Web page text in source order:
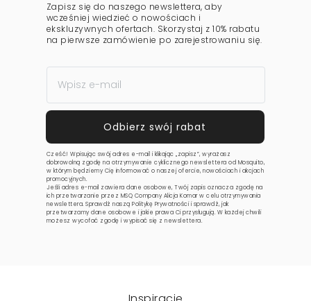
Zapisz się do naszego newslettera, aby
wcześniej wiedzieć o nowościach i
ekskluzywnych ofertach. Skorzystaj z 10% rabatu
na pierwsze zamówienie po zarejestrowaniu się.
Cześć! Wpisując swój adres e-mail i klikając „zapisz”, wyrażasz
dobrowolną zgodę na otrzymywanie cyklicznego newslettera od Mosquito,
w którym będziemy Cię informować o naszej ofercie, nowościach i akcjach
promocyjnych.
Jeśli adres e-mail zawiera dane osobowe, Twój zapis oznacza zgodę na
ich przetwarzanie przez MSQ Company Alicja Komar w celu otrzymywania
newslettera. Sprawdź naszą Politykę Prywatnościi sprawdź, jak
przetwarzamy dane osobowe i jakie prawa Ci przysługują. W każdej chwili
możesz wycofać zgodę i wypisać się z newslettera.